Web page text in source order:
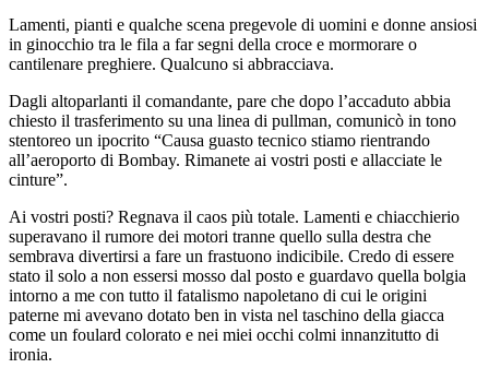
Lamenti, pianti e qualche scena pregevole di uomini e donne ansiosi
in ginocchio tra le fila a far segni della croce e mormorare o
cantilenare preghiere. Qualcuno si abbracciava.
Dagli altoparlanti il comandante, pare che dopo l’accaduto abbia
chiesto il trasferimento su una linea di pullman, comunicò in tono
stentoreo un ipocrito “Causa guasto tecnico stiamo rientrando
all’aeroporto di Bombay. Rimanete ai vostri posti e allacciate le
cinture”.
Ai vostri posti? Regnava il caos più totale. Lamenti e chiacchierio
superavano il rumore dei motori tranne quello sulla destra che
sembrava divertirsi a fare un frastuono indicibile. Credo di essere
stato il solo a non essersi mosso dal posto e guardavo quella bolgia
intorno a me con tutto il fatalismo napoletano di cui le origini
paterne mi avevano dotato ben in vista nel taschino della giacca
come un foulard colorato e nei miei occhi colmi innanzitutto di
ironia.